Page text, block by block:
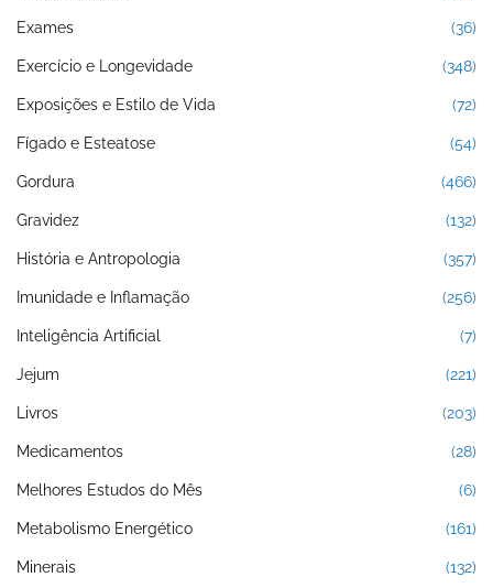
Exames (36)
Exercício e Longevidade (348)
Exposições e Estilo de Vida (72)
Fígado e Esteatose (54)
Gordura (466)
Gravidez (132)
História e Antropologia (357)
Imunidade e Inflamação (256)
Inteligência Artificial (7)
Jejum (221)
Livros (203)
Medicamentos (28)
Melhores Estudos do Mês (6)
Metabolismo Energético (161)
Minerais (132)